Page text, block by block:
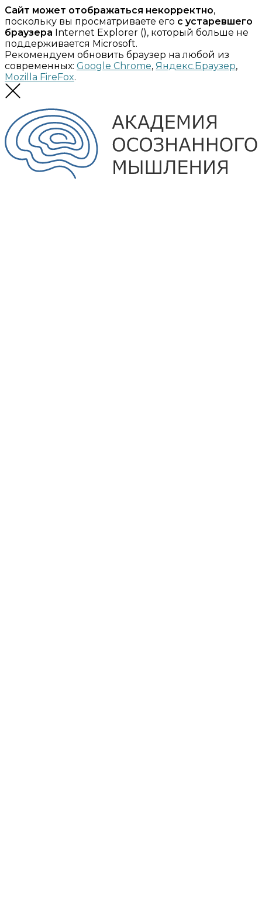
Сайт может отображаться некорректно,
поскольку вы просматриваете его с устаревшего
браузера Internet Explorer (), который больше не
поддерживается Microsoft.
Рекомендуем обновить браузер на любой из
современных: Google Chrome, Яндекс.Браузер,
Mozilla FireFox.